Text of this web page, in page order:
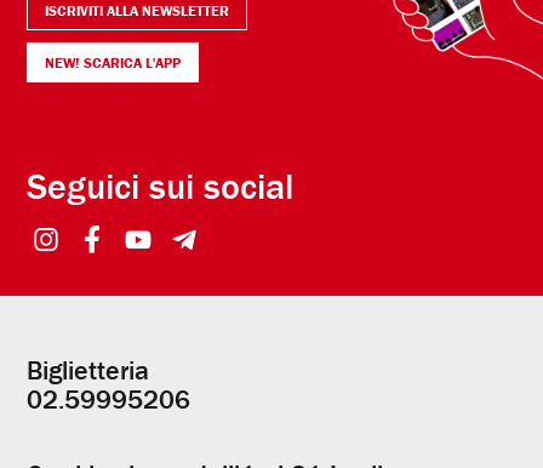
ISCRIVITI ALLA NEWSLETTER
NEW! SCARICA L'APP
Seguici sui social
Informazioni
utili
Biglietteria
02.59995206